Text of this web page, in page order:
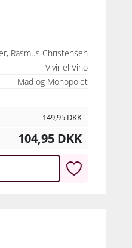
Rasmus Christensen
Vivir el Vino
Mad og Monopolet
149,95 DKK
104,95 DKK